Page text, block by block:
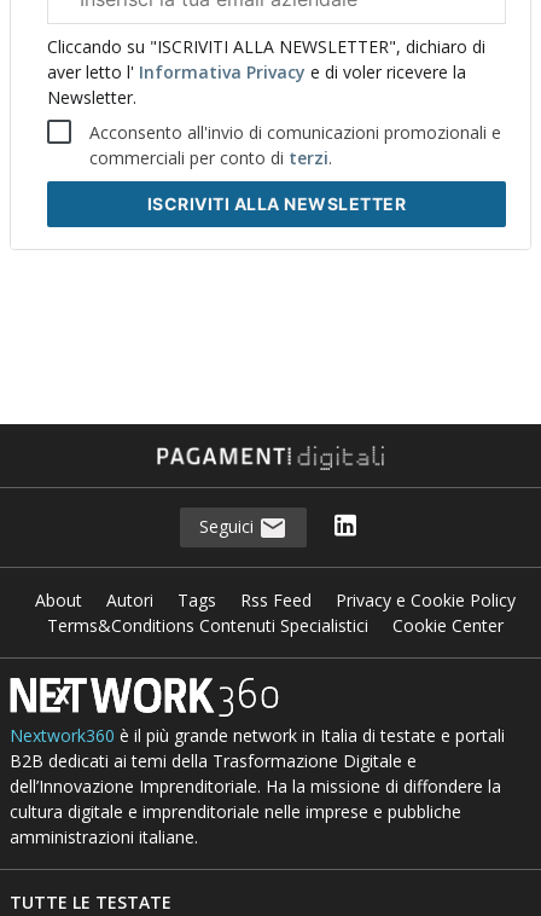
aziendale
Cliccando su "ISCRIVITI ALLA NEWSLETTER", dichiaro di
aver letto l' Informativa Privacy e di voler ricevere la
Newsletter.
Acconsento all'invio di comunicazioni promozionali e
commerciali per conto di terzi.
ISCRIVITI ALLA NEWSLETTER
Seguici
About Autori Tags Rss Feed
Privacy e Cookie Policy
Terms&Conditions Contenuti Specialistici
Cookie Center
Nextwork360 è il più grande network in Italia di testate e portali
B2B dedicati ai temi della Trasformazione Digitale e
dell’Innovazione Imprenditoriale. Ha la missione di diffondere la
cultura digitale e imprenditoriale nelle imprese e pubbliche
amministrazioni italiane.
TUTTE LE TESTATE